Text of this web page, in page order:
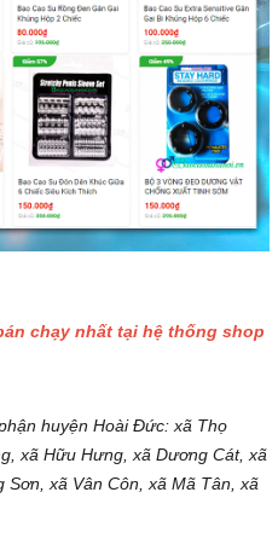
chạy nhất tại hệ thống shop
huyện Hoài Đức: xã Thọ
xã Hữu Hưng, xã Dương Cát, xã
xã Vân Côn, xã Mã Tân, xã